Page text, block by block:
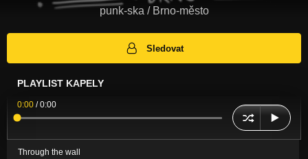
punk-ska / Brno-město
Sledovat
PLAYLIST KAPELY
0:00 /0:00
Through the wall